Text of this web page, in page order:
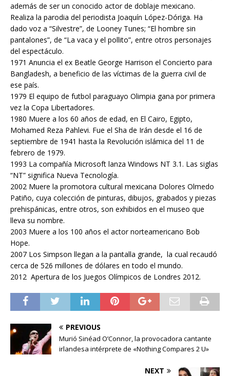
además de ser un conocido actor de doblaje mexicano.
Realiza la parodia del periodista Joaquín López-Dóriga. Ha
dado voz a “Silvestre”, de Looney Tunes; “El hombre sin
pantalones”, de “La vaca y el pollito”, entre otros personajes
del espectáculo.
1971 Anuncia el ex Beatle George Harrison el Concierto para
Bangladesh, a beneficio de las víctimas de la guerra civil de
ese país.
1979 El equipo de futbol paraguayo Olimpia gana por primera
vez la Copa Libertadores.
1980 Muere a los 60 años de edad, en El Cairo, Egipto,
Mohamed Reza Pahlevi. Fue el Sha de Irán desde el 16 de
septiembre de 1941 hasta la Revolución islámica del 11 de
febrero de 1979.
1993 La compañía Microsoft lanza Windows NT 3.1. Las siglas
“NT” significa Nueva Tecnología.
2002 Muere la promotora cultural mexicana Dolores Olmedo
Patiño, cuya colección de pinturas, dibujos, grabados y piezas
prehispánicas, entre otros, son exhibidos en el museo que
lleva su nombre.
2003 Muere a los 100 años el actor norteamericano Bob
Hope.
2007 Los Simpson llegan a la pantalla grande, la cual recaudó
cerca de 526 millones de dólares en todo el mundo.
2012 Apertura de los Juegos Olímpicos de Londres 2012.
PREVIOUS
Murió Sinéad O’Connor, la provocadora cantante
irlandesa intérprete de «Nothing Compares 2 U»
NEXT